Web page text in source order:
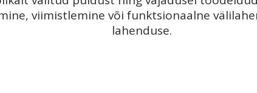
viimistlemine või funktsionaalne
lahenduse.